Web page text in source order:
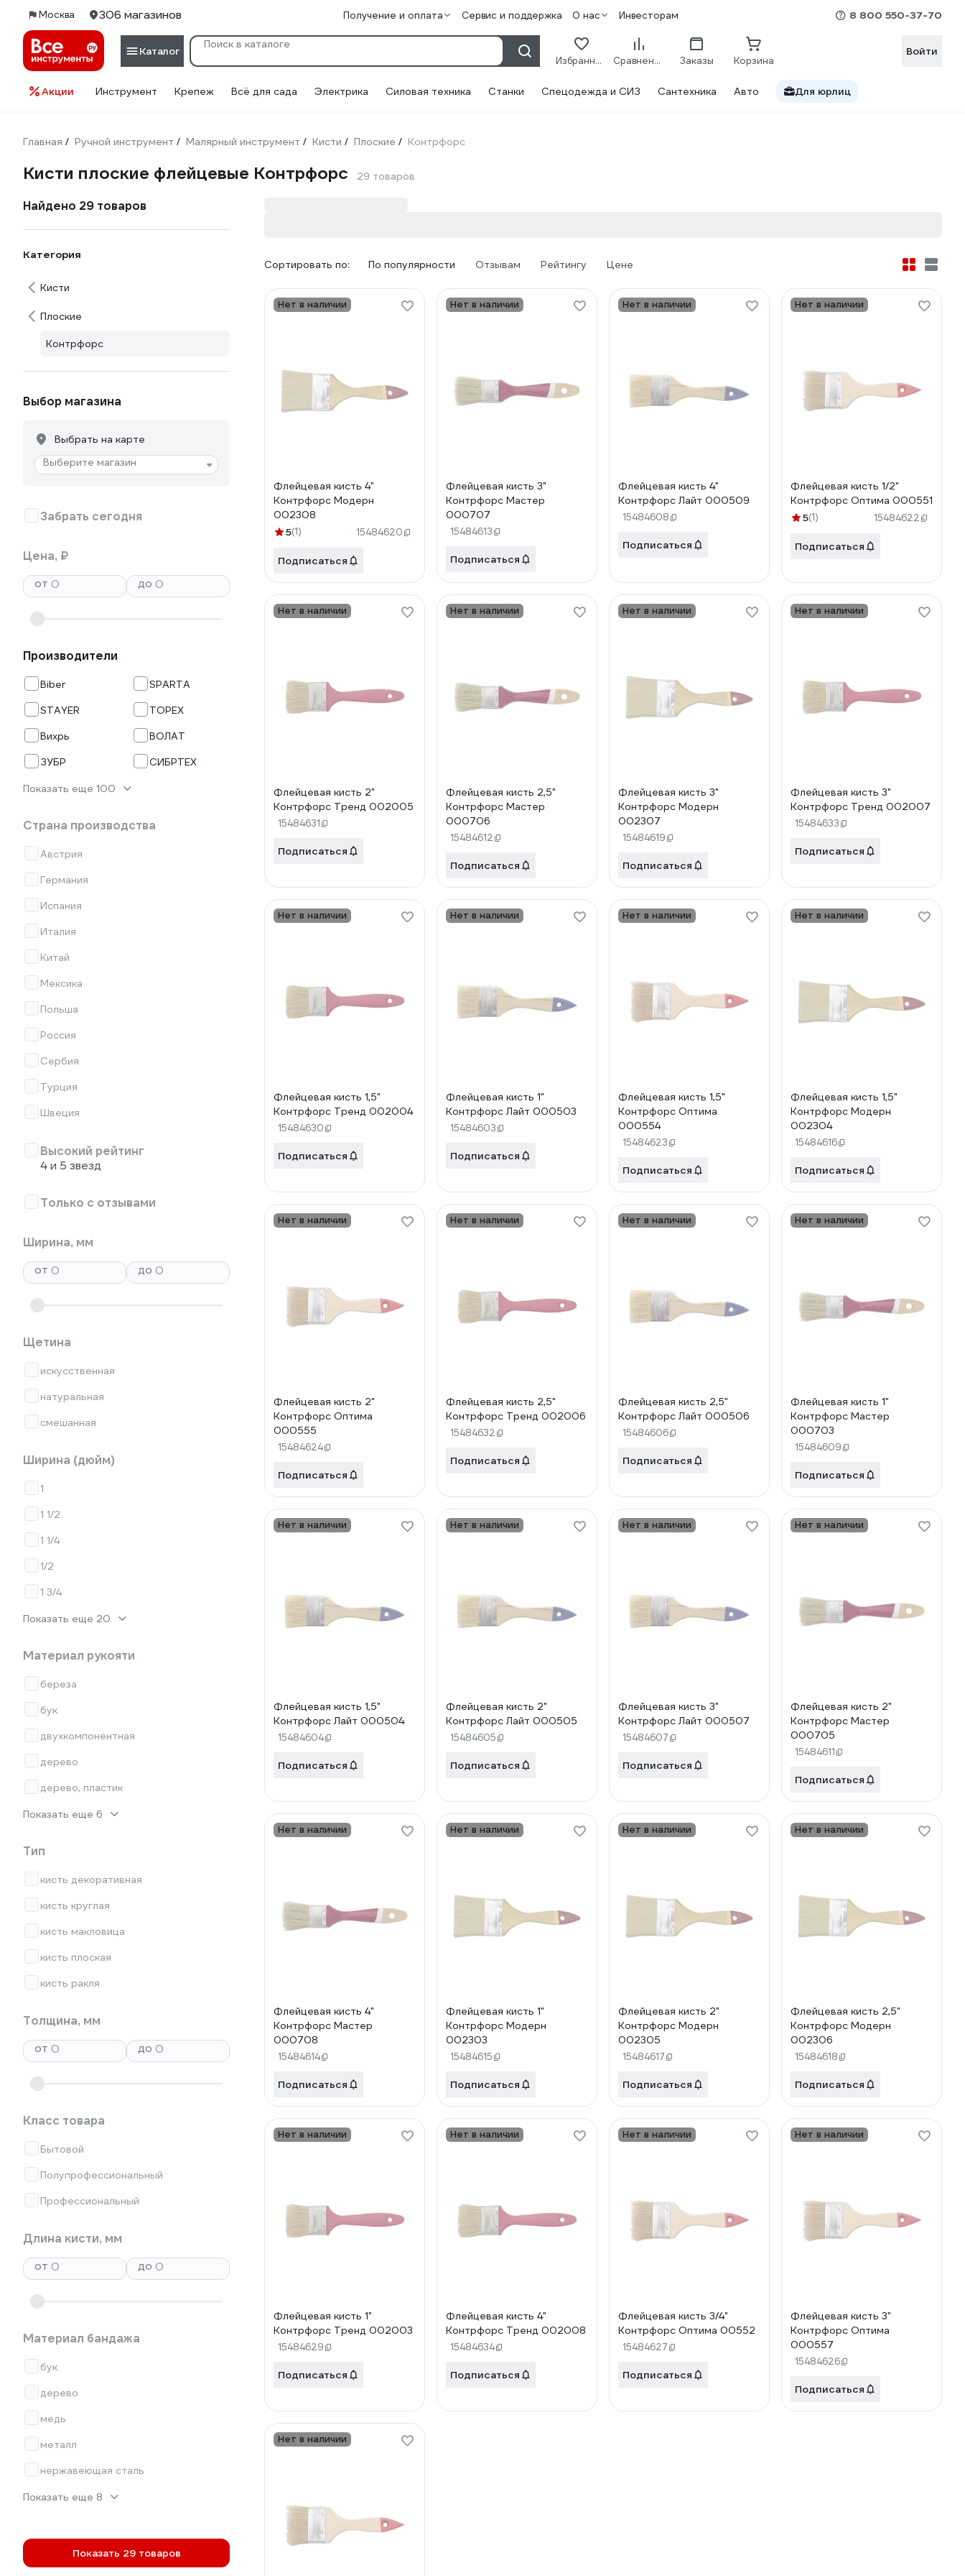
Москва 306 магазинов Получение и оплата Сервис и поддержка О нас Инвесторам 8 800 550-37-70
Каталог
Избранное Сравнение Заказы Корзина
Войти
Акции Инструмент Крепеж Всё для сада Электрика Силовая техника Станки Спецодежда и СИЗ Сантехника Авто Для юрлиц
Главная / Ручной инструмент / Малярный инструмент / Кисти / Плоские / Контрфорс
Кисти плоские флейцевые Контрфорс 29 товаров
Найдено 29 товаров
Категория
Кисти
Плоские
Контрфорс
Выбор магазина
Выбрать на карте
Выберите магазин
Забрать сегодня
Цена, ₽
от
до
Производители
Biber
SPARTA
STAYER
TOPEX
Вихрь
ВОЛАТ
ЗУБР
СИБРТЕХ
Показать еще 100
Страна производства
Австрия
Германия
Испания
Италия
Китай
Мексика
Польша
Россия
Сербия
Турция
Швеция
Высокий рейтинг
4 и 5 звезд
Только с отзывами
Ширина, мм
от
до
Щетина
искусственная
натуральная
смешанная
Ширина (дюйм)
1
1 1/2
1 1/4
1/2
1 3/4
Показать еще 20
Материал рукояти
береза
бук
двухкомпонентная
дерево
дерево, пластик
Показать еще 6
Тип
кисть декоративная
кисть круглая
кисть макловица
кисть плоская
кисть ракля
Толщина, мм
от
до
Класс товара
Бытовой
Полупрофессиональный
Профессиональный
Длина кисти, мм
от
до
Материал бандажа
бук
дерево
медь
металл
нержавеющая сталь
Показать еще 8
Показать 29 товаров
Сортировать по: По популярности Отзывам Рейтингу Цене
Нет в наличии
Флейцевая кисть 4"
Контрфорс Модерн
002308
5(1) 15484620
Подписаться
Нет в наличии
Флейцевая кисть 3"
Контрфорс Мастер
000707
15484613
Подписаться
Нет в наличии
Флейцевая кисть 4"
Контрфорс Лайт 000509
15484608
Подписаться
Нет в наличии
Флейцевая кисть 1/2"
Контрфорс Оптима 000551
5(1) 15484622
Подписаться
Нет в наличии
Флейцевая кисть 2"
Контрфорс Тренд 002005
15484631
Подписаться
Нет в наличии
Флейцевая кисть 2,5"
Контрфорс Мастер
000706
15484612
Подписаться
Нет в наличии
Флейцевая кисть 3"
Контрфорс Модерн
002307
15484619
Подписаться
Нет в наличии
Флейцевая кисть 3"
Контрфорс Тренд 002007
15484633
Подписаться
Нет в наличии
Флейцевая кисть 1,5"
Контрфорс Тренд 002004
15484630
Подписаться
Нет в наличии
Флейцевая кисть 1"
Контрфорс Лайт 000503
15484603
Подписаться
Нет в наличии
Флейцевая кисть 1,5"
Контрфорс Оптима
000554
15484623
Подписаться
Нет в наличии
Флейцевая кисть 1,5"
Контрфорс Модерн
002304
15484616
Подписаться
Нет в наличии
Флейцевая кисть 2"
Контрфорс Оптима
000555
15484624
Подписаться
Нет в наличии
Флейцевая кисть 2,5"
Контрфорс Тренд 002006
15484632
Подписаться
Нет в наличии
Флейцевая кисть 2,5"
Контрфорс Лайт 000506
15484606
Подписаться
Нет в наличии
Флейцевая кисть 1"
Контрфорс Мастер
000703
15484609
Подписаться
Нет в наличии
Флейцевая кисть 1,5"
Контрфорс Лайт 000504
15484604
Подписаться
Нет в наличии
Флейцевая кисть 2"
Контрфорс Лайт 000505
15484605
Подписаться
Нет в наличии
Флейцевая кисть 3"
Контрфорс Лайт 000507
15484607
Подписаться
Нет в наличии
Флейцевая кисть 2"
Контрфорс Мастер
000705
15484611
Подписаться
Нет в наличии
Флейцевая кисть 4"
Контрфорс Мастер
000708
15484614
Подписаться
Нет в наличии
Флейцевая кисть 1"
Контрфорс Модерн
002303
15484615
Подписаться
Нет в наличии
Флейцевая кисть 2"
Контрфорс Модерн
002305
15484617
Подписаться
Нет в наличии
Флейцевая кисть 2,5"
Контрфорс Модерн
002306
15484618
Подписаться
Нет в наличии
Флейцевая кисть 1"
Контрфорс Тренд 002003
15484629
Подписаться
Нет в наличии
Флейцевая кисть 4"
Контрфорс Тренд 002008
15484634
Подписаться
Нет в наличии
Флейцевая кисть 3/4"
Контрфорс Оптима 00552
15484627
Подписаться
Нет в наличии
Флейцевая кисть 3"
Контрфорс Оптима
000557
15484626
Подписаться
Нет в наличии